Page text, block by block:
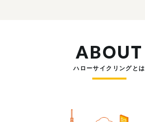
ABOUT
ハローサイクリングとは